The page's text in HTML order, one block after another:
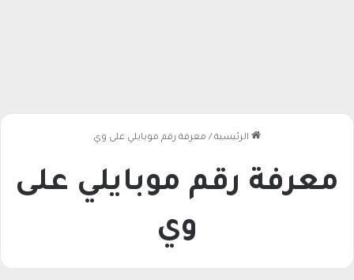
الرئيسية / معرفة رقم موبايلي على وي
معرفة رقم موبايلي على
وي